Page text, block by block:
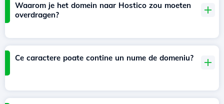
Waarom je het domein naar Hostico zou moeten
overdragen?
Ce caractere poate contine un nume de domeniu?